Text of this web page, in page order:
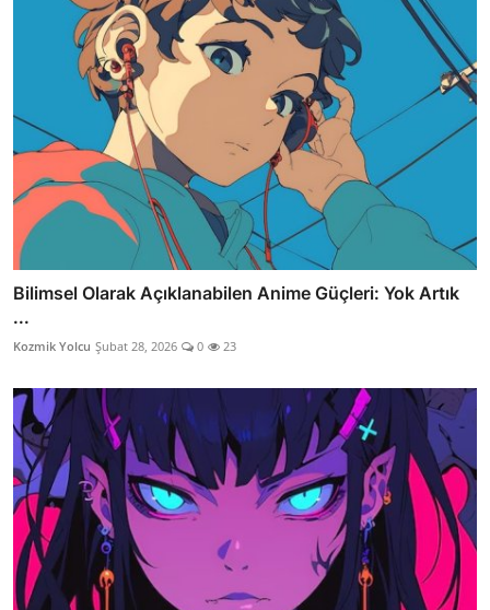
Bilimsel Olarak Açıklanabilen Anime Güçleri: Yok Artık
...
Kozmik Yolcu Şubat 28, 2026 0 23